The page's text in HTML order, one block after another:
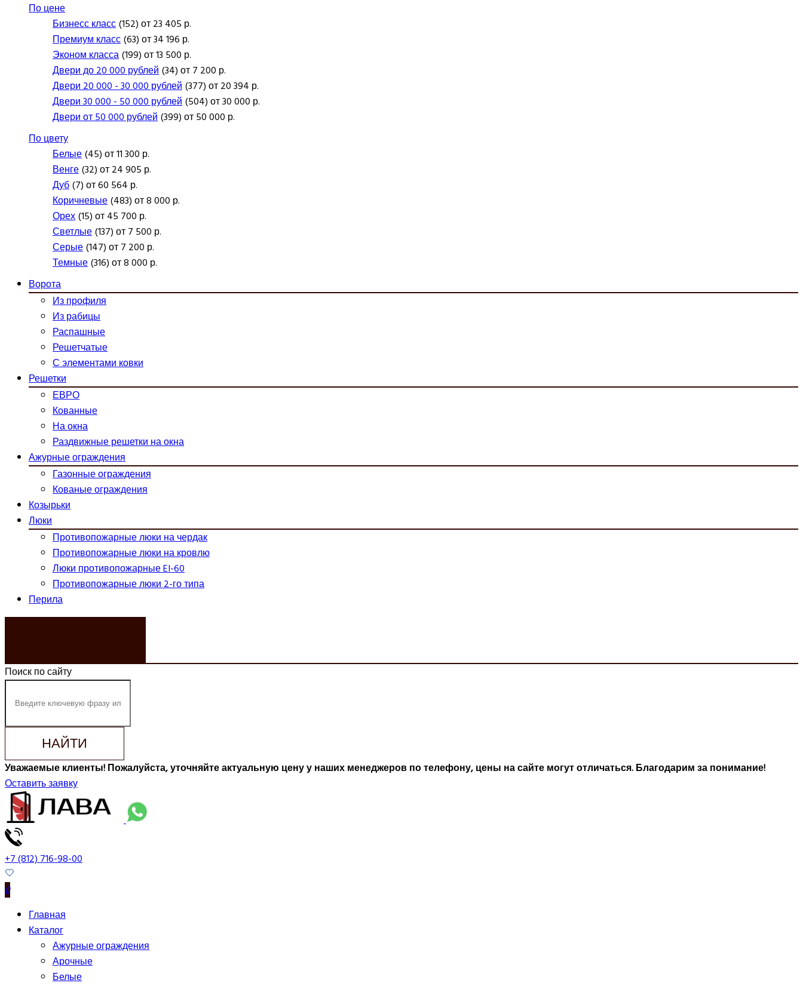
По цене
Бизнесс класс(152) от 23 405 р.
Премиум класс(63) от 34 196 р.
Эконом класса(199) от 13 500 р.
Двери до 20 000 рублей(34) от 7 200 р.
Двери 20 000 - 30 000 рублей(377) от 20 394 р.
Двери 30 000 - 50 000 рублей(504) от 30 000 р.
Двери от 50 000 рублей(399) от 50 000 р.
По цвету
Белые(45) от 11 300 р.
Венге(32) от 24 905 р.
Дуб(7) от 60 564 р.
Коричневые(483) от 8 000 р.
Орех(15) от 45 700 р.
Светлые(137) от 7 500 р.
Серые(147) от 7 200 р.
Темные(316) от 8 000 р.
Ворота
Из профиля
Из рабицы
Распашные
Решетчатые
С элементами ковки
Решетки
ЕВРО
Кованные
На окна
Раздвижные решетки на окна
Ажурные ограждения
Газонные ограждения
Кованые ограждения
Козырьки
Люки
Противопожарные люки на чердак
Противопожарные люки на кровлю
Люки противопожарные EI-60
Противопожарные люки 2-го типа
Перила
Поиск по сайту
НАЙТИ
Уважаемые клиенты! Пожалуйста, уточняйте актуальную цену у наших менеджеров по телефону, цены на сайте могут отличаться. Благодарим за понимание!
Оставить заявку
+7 (812) 716-98-00
0
Главная
Каталог
Ажурные ограждения
Арочные
Белые